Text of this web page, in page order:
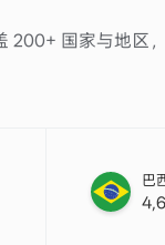
200+ 国家与地区
巴